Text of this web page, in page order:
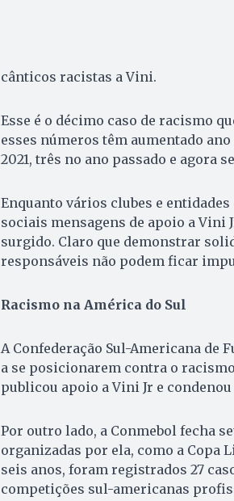
cânticos racistas a Vini.
Esse é o décimo caso de racismo
esses números têm aumentado
2021, três no ano passado e agora
Enquanto vários clubes e
sociais mensagens de apoio a Vini
surgido. Claro que demonstrar
responsáveis não podem ficar
Racismo na América do Sul
A Confederação Sul-Americana de
a se posicionarem contra o
publicou apoio a Vini Jr e
Por outro lado, a Conmebol fecha
organizadas por ela, como a
seis anos, foram registrados 27
competições sul-americanas